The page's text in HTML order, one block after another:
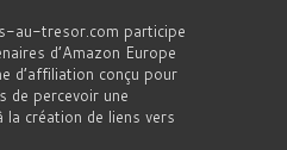
au-tresor.com participe
d’Amazon Europe
d’affiliation conçu pour
de percevoir une
la création de liens vers